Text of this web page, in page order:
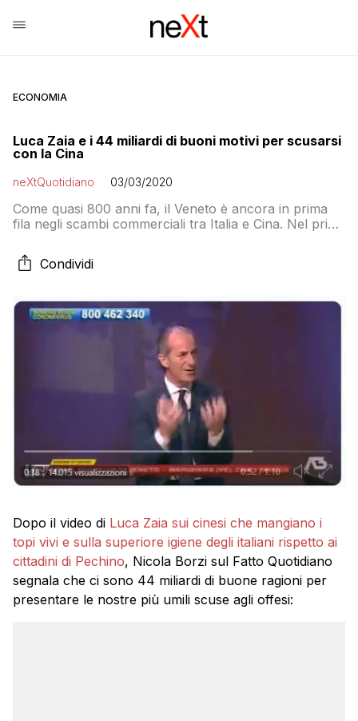
ECONOMIA
Luca Zaia e i 44 miliardi di buoni motivi per scusarsi
con la Cina
neXtQuotidiano 03/03/2020
Come quasi 800 anni fa, il Veneto è ancora in prima
fila negli scambi commerciali tra Italia e Cina. Nel primi
4,3 miliardi, di cui 3,2 di export e 1,1 di import
Condividi
Dopo il video di Luca Zaia sui cinesi che mangiano i
topi vivi e sulla superiore igiene degli italiani rispetto ai
cittadini di Pechino, Nicola Borzi sul Fatto Quotidiano
segnala che ci sono 44 miliardi di buone ragioni per
presentare le nostre più umili scuse agli offesi: